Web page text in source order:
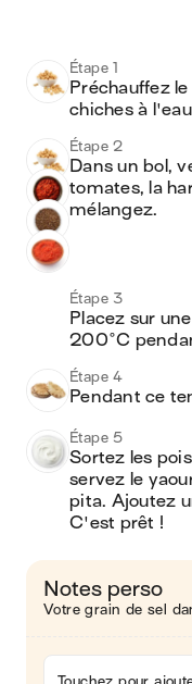
Étape 1
Préchauffez
chiches à
Étape 2
Dans un bol,
tomates, la
mélangez.
Étape 3
Placez sur
200°C
Étape 4
Pendant ce
Étape 5
Sortez les
servez le
pita. Ajoutez
C'est prêt !
Notes perso
Votre grain de sel